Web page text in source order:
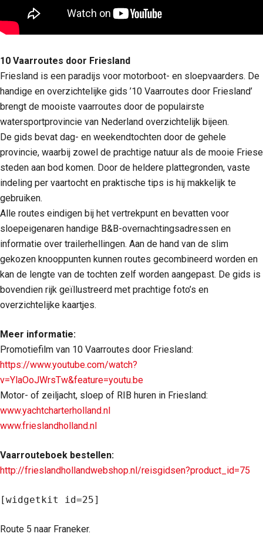
10 Vaarroutes door Friesland
Friesland is een paradijs voor motorboot- en sloepvaarders. De
handige en overzichtelijke gids ’10 Vaarroutes door Friesland’
brengt de mooiste vaarroutes door de populairste
watersportprovincie van Nederland overzichtelijk bijeen.
De gids bevat dag- en weekendtochten door de gehele
provincie, waarbij zowel de prachtige natuur als de mooie Friese
steden aan bod komen. Door de heldere plattegronden, vaste
indeling per vaartocht en praktische tips is hij makkelijk te
gebruiken.
Alle routes eindigen bij het vertrekpunt en bevatten voor
sloepeigenaren handige B&B-overnachtingsadressen en
informatie over trailerhellingen. Aan de hand van de slim
gekozen knooppunten kunnen routes gecombineerd worden en
kan de lengte van de tochten zelf worden aangepast. De gids is
bovendien rijk geïllustreerd met prachtige foto’s en
overzichtelijke kaartjes.
Meer informatie:
Promotiefilm van 10 Vaarroutes door Friesland:
https://www.youtube.com/watch?
v=YlaOoJWrsTw&feature=youtu.be
Motor- of zeiljacht, sloep of RIB huren in Friesland:
www.yachtcharterholland.nl
www.frieslandholland.nl
Vaarrouteboek bestellen:
http://frieslandhollandwebshop.nl/reisgidsen?product_id=75
[widgetkit id=25]
Route 5 naar Franeker.